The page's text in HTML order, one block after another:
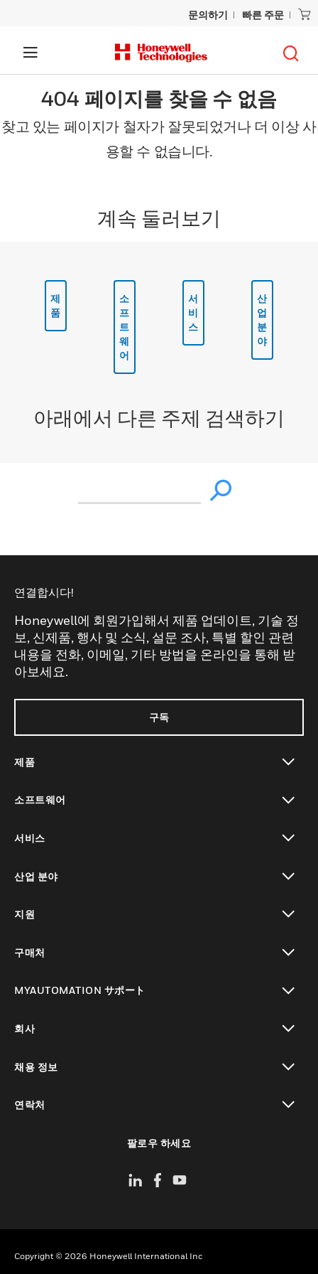
문의하기 빠른 주문
404 페이지를 찾을 수 없음
찾고 있는 페이지가 철자가 잘못되었거나 더 이상 사
용할 수 없습니다.
계속 둘러보기
제
품
소
프
트
웨
어
서
비
스
산
업
분
야
아래에서 다른 주제 검색하기
연결합시다!
Honeywell에 회원가입해서 제품 업데이트, 기술 정
보, 신제품, 행사 및 소식, 설문 조사, 특별 할인 관련
내용을 전화, 이메일, 기타 방법을 온라인을 통해 받
아보세요.
구독
제품
소프트웨어
서비스
산업 분야
지원
구매처
MYAUTOMATION サポート
회사
채용 정보
연락처
팔로우 하세요
Copyright © 2026 Honeywell International Inc